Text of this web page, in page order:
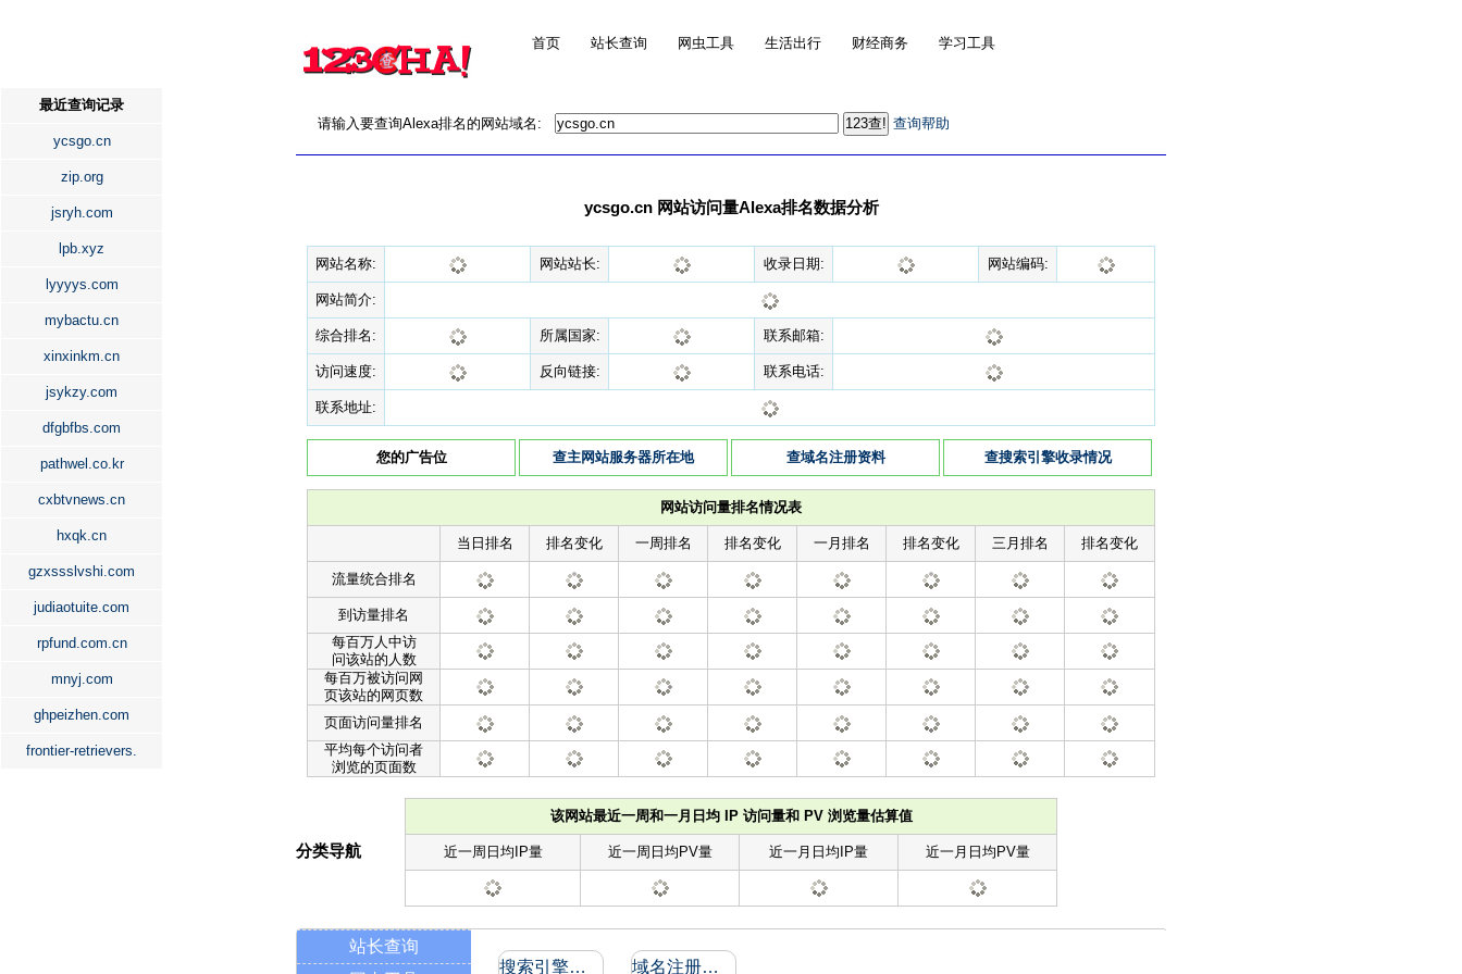
首页 站长查询 网虫工具 生活出行 财经商务 学习工具
最近查询记录
ycsgo.cn
zip.org
jsryh.com
lpb.xyz
lyyyys.com
mybactu.cn
xinxinkm.cn
jsykzy.com
dfgbfbs.com
pathwel.co.kr
cxbtvnews.cn
hxqk.cn
gzxssslvshi.com
judiaotuite.com
rpfund.com.cn
mnyj.com
ghpeizhen.com
frontier-retrievers.
请输入要查询Alexa排名的网站域名: 查询帮助
ycsgo.cn 网站访问量Alexa排名数据分析
网站名称: 网站站长: 收录日期: 网站编码:
网站简介:
综合排名: 所属国家: 联系邮箱:
访问速度: 反向链接: 联系电话:
联系地址:
您的广告位 查主网站服务器所在地 查域名注册资料 查搜索引擎收录情况
网站访问量排名情况表
当日排名 排名变化 一周排名 排名变化 一月排名 排名变化 三月排名 排名变化
流量统合排名
到访量排名
每百万人中访
问该站的人数
每百万被访问网
页该站的网页数
页面访问量排名
平均每个访问者
浏览的页面数
该网站最近一周和一月日均 IP 访问量和 PV 浏览量估算值
近一周日均IP量 近一周日均PV量 近一月日均IP量 近一月日均PV量
分类导航
站长查询
搜索引擎收录和反向链接 域名注册信息